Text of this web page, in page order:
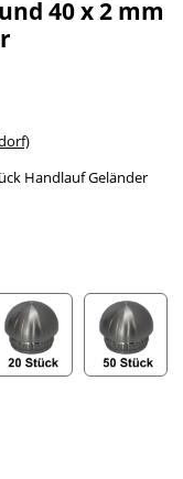
40 x 2 mm
Handlauf Geländer